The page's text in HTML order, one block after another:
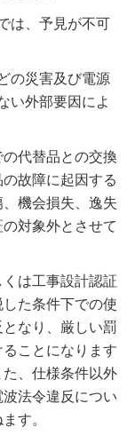
は、予見が不可
の災害及び電源
い外部要因によ
代替品との交換
故障に起因する
機会損失、逸失
対象外とさせて
は工事設計認証
た条件下での使
なり、厳しい罰
ことになります
、仕様条件以外
法令違反につい
す。